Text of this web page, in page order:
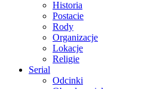
Historia
Postacie
Rody
Organizacje
Lokacje
Religie
Serial
Odcinki